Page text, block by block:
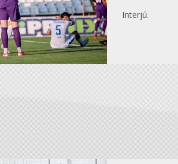
Interjú.